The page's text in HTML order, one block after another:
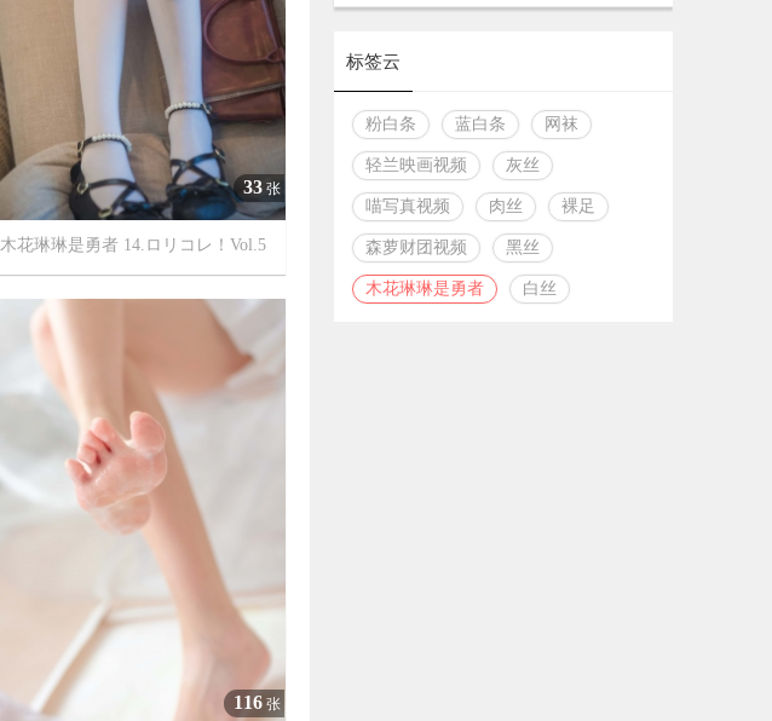
33 张
木花琳琳是勇者 14.ロリコレ！Vol.5
116 张
标签云
粉白条 蓝白条 网袜
轻兰映画视频 灰丝
喵写真视频 肉丝 裸足
森萝财团视频 黑丝
木花琳琳是勇者 白丝